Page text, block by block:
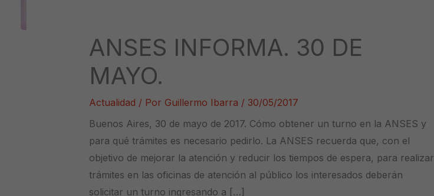
ANSES INFORMA. 30 DE
MAYO.
Actualidad / Por Guillermo Ibarra / 30/05/2017
Buenos Aires, 30 de mayo de 2017. Cómo obtener un turno en la ANSES y
para qué trámites es necesario pedirlo. La ANSES recuerda que, con el
objetivo de mejorar la atención y reducir los tiempos de espera, para realizar
trámites en las oficinas de atención al público los interesados deberán
solicitar un turno ingresando a […]